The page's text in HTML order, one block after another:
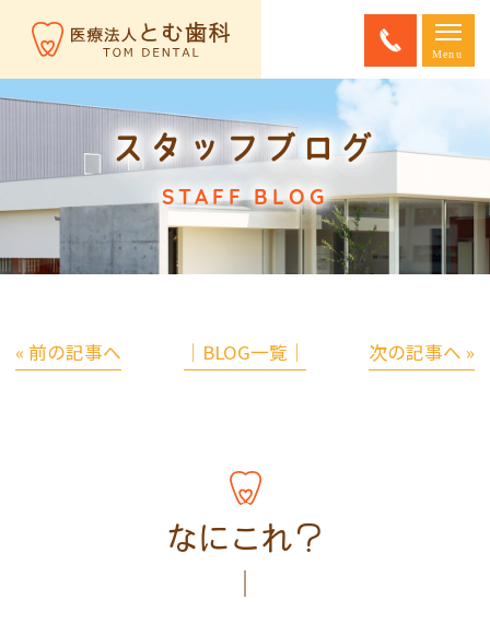
スタッフブログ
STAFF BLOG
« 前の記事へ │BLOG一覧│ 次の記事へ »
なにこれ？